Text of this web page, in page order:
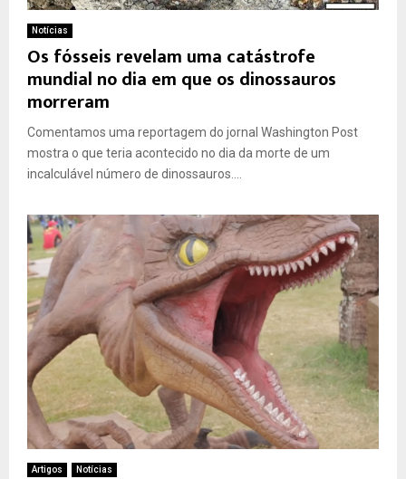
Notícias
Os fósseis revelam uma catástrofe
mundial no dia em que os dinossauros
morreram
Comentamos uma reportagem do jornal Washington Post
mostra o que teria acontecido no dia da morte de um
incalculável número de dinossauros....
Artigos Notícias